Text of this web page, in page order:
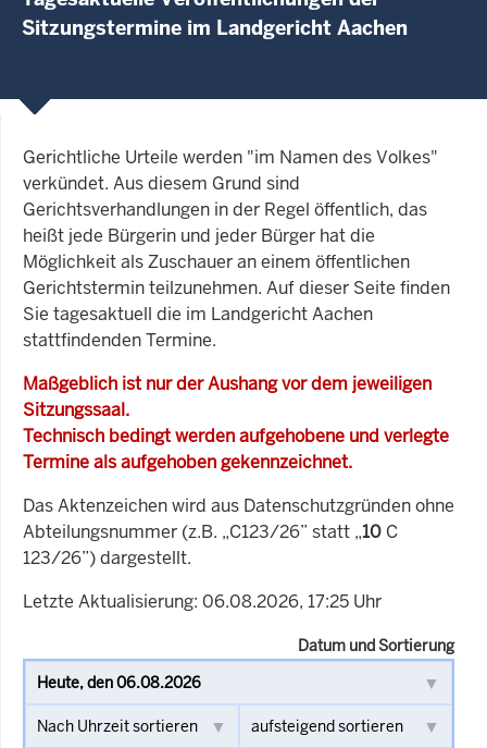
Sitzungstermine im Landgericht Aachen
Gerichtliche Urteile werden "im Namen des Volkes"
verkündet. Aus diesem Grund sind
Gerichtsverhandlungen in der Regel öffentlich, das
heißt jede Bürgerin und jeder Bürger hat die
Möglichkeit als Zuschauer an einem öffentlichen
Gerichtstermin teilzunehmen. Auf dieser Seite finden
Sie tagesaktuell die im Landgericht Aachen
stattfindenden Termine.
Maßgeblich ist nur der Aushang vor dem jeweiligen
Sitzungssaal.
Technisch bedingt werden aufgehobene und verlegte
Termine als aufgehoben gekennzeichnet.
Das Aktenzeichen wird aus Datenschutzgründen ohne
Abteilungsnummer (z.B. „C123/26” statt „10 C
123/26”) dargestellt.
Letzte Aktualisierung: 06.08.2026, 17:25 Uhr
Datum und Sortierung